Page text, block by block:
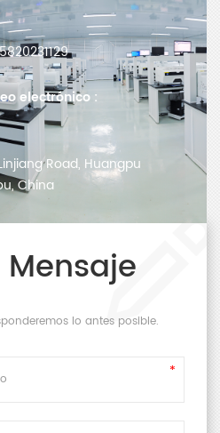
electrónico :
Road, Huangpu
China
Mensaje
lo antes posible.